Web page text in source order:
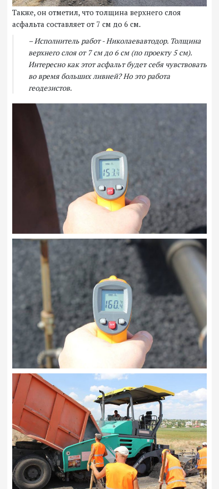
Также, он отметил, что толщина верхнего слоя
асфальта составляет от 7 см до 6 см.
– Исполнитель работ - Николаевавтодор. Толщина
верхнего слоя от 7 см до 6 см (по проекту 5 см).
Интересно как этот асфальт будет себя чувствовать
во время больших ливней? Но это работа
геодезистов.